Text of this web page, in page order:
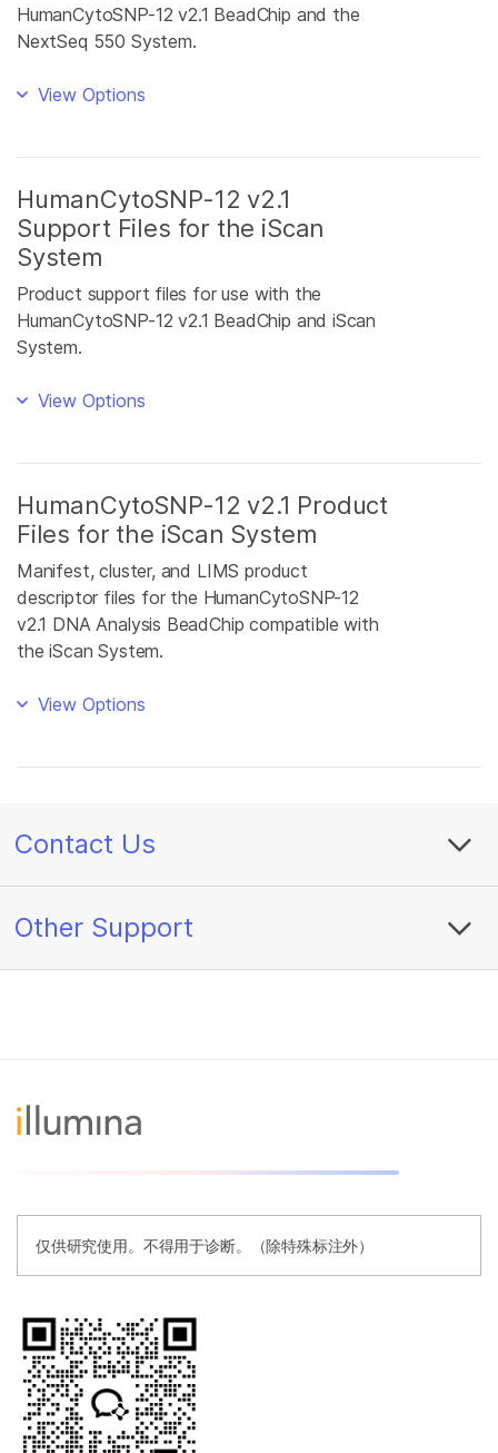
HumanCytoSNP-12 v2.1 BeadChip and the
NextSeq 550 System.
View Options
HumanCytoSNP-12 v2.1
Support Files for the iScan
System
Product support files for use with the
HumanCytoSNP-12 v2.1 BeadChip and iScan
System.
View Options
HumanCytoSNP-12 v2.1 Product
Files for the iScan System
Manifest, cluster, and LIMS product
descriptor files for the HumanCytoSNP-12
v2.1 DNA Analysis BeadChip compatible with
the iScan System.
View Options
Contact Us
Other Support
仅供研究使用。不得用于诊断。（除特殊标注外）